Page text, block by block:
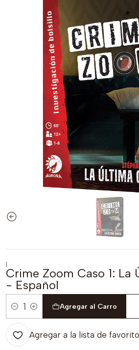
|
Crime Zoom Caso 1: La
- Español
Cantidad
Agregar al Carro
Agregar a la lista de